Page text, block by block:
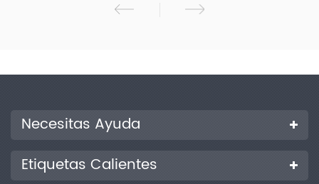
Necesitas Ayuda
Etiquetas Calientes